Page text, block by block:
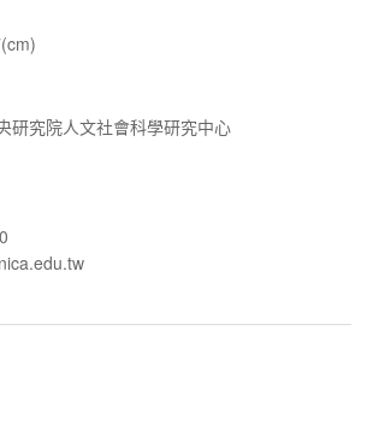
研究院人文社會科學研究中心